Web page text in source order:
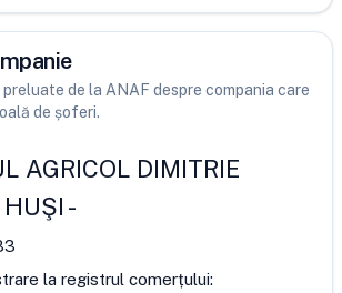
de la ANAF despre compania care
de șoferi.
AGRICOL DIMITRIE
-
la registrul comerțului: